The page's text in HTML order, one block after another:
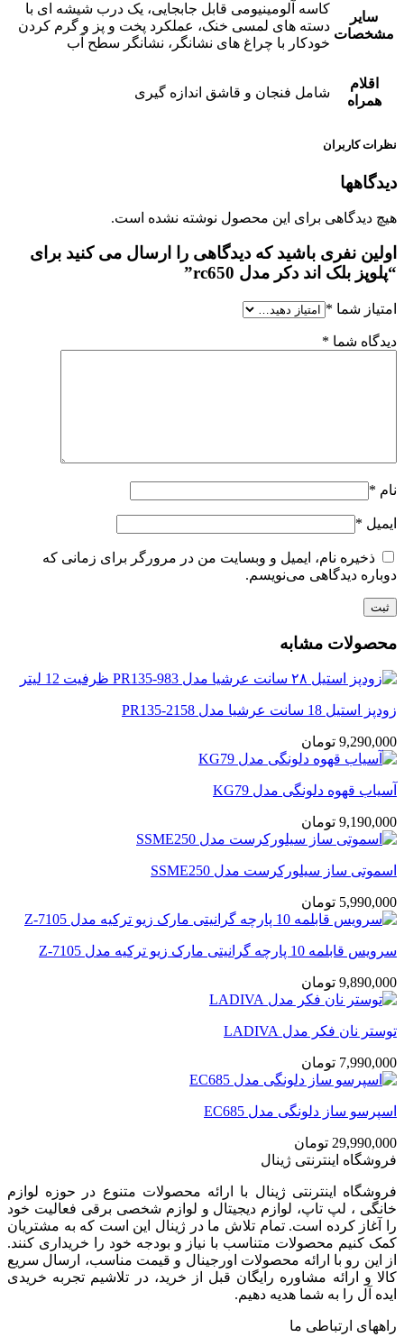
سایر
مشخصات
کاسه آلومینیومی قابل جابجایی، یک درب شیشه ای با
دسته های لمسی خنک، عملکرد پخت و پز و گرم کردن
خودکار با چراغ های نشانگر، نشانگر سطح آب
اقلام
همراه
شامل فنجان و قاشق اندازه گیری
نظرات کاربران
دیدگاهها
هیچ دیدگاهی برای این محصول نوشته نشده است.
اولین نفری باشید که دیدگاهی را ارسال می کنید برای
“پلوپز بلک اند دکر مدل rc650”
امتیاز شما *
دیدگاه شما *
نام *
ایمیل *
ذخیره نام، ایمیل و وبسایت من در مرورگر برای زمانی که
دوباره دیدگاهی می‌نویسم.
محصولات مشابه
زودپز استیل 18 سانت عرشیا مدل PR135-2158
9,290,000 تومان
آسیاب قهوه دلونگی مدل KG79
9,190,000 تومان
اسموتی ساز سیلورکرست مدل SSME250
5,990,000 تومان
سرویس قابلمه 10 پارچه گرانیتی مارک زیو ترکیه مدل Z-7105
9,890,000 تومان
توستر نان فکر مدل LADIVA
7,990,000 تومان
اسپرسو ساز دلونگی مدل EC685
29,990,000 تومان
فروشگاه اینترنتی ژینال
فروشگاه اینترنتی ژینال با ارائه محصولات متنوع در حوزه لوازم
خانگی ، لپ تاپ، لوازم دیجیتال و لوازم شخصی برقی فعالیت خود
را آغاز کرده است. تمام تلاش ما در ژینال این است که به مشتریان
کمک کنیم محصولات متناسب با نیاز و بودجه خود را خریداری کنند.
از این رو با ارائه محصولات اورجینال و قیمت مناسب، ارسال سریع
کالا و ارائه مشاوره رایگان قبل از خرید، در تلاشیم تجربه خریدی
ایده آل را به شما هدیه دهیم.
راههای ارتباطی ما